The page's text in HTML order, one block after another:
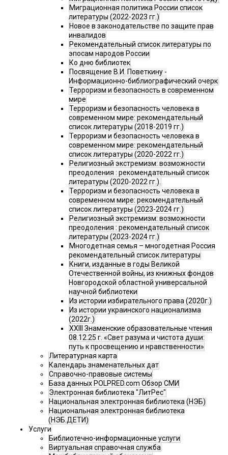
Миграционная политика России список
литературы (2022-2023 гг.)
Новое в законодательстве по защите прав
инвалидов
Рекомендательный список литературы по
эпосам народов России
Ко дню библиотек
Посвящение В.И. Поветкину -
Информационно-библиографический очерк
Терроризм и безопасность в современном
мире
Терроризм и безопасность человека в
современном мире: рекомендательный
список литературы (2018-2019 гг.)
Терроризм и безопасность человека в
современном мире: рекомендательный
список литературы (2020-2022 гг.)
Религиозный экстремизм: возможности
преодоления : рекомендательный список
литературы (2020-2022 гг.).
Терроризм и безопасность человека в
современном мире: рекомендательный
список литературы (2023-2024 гг.)
Религиозный экстремизм: возможности
преодоления : рекомендательный список
литературы (2023-2024 гг.)
Многодетная семья – многодетная Россия
рекомендательный список литературы
Книги, изданные в годы Великой
Отечественной войны, из книжных фондов
Новгородской областной универсальной
научной библиотеки
Из истории избирательного права (2020г.)
Из истории украинского национализма
(2022г.)
XXIII Знаменские образовательные чтения
08.12.25 г. «Свет разума и чистота души:
путь к просвещению и нравственности»
Литературная карта
Календарь знаменательных дат
Справочно-правовые системы
База данных POLPRED.com Обзор СМИ
Электронная библиотека "ЛитРес"
Национальная электронная библиотека (НЭБ)
Национальная электронная библиотека
(НЭБ.ДЕТИ)
Услуги
Библиотечно-информационные услуги
Виртуальная справочная служба